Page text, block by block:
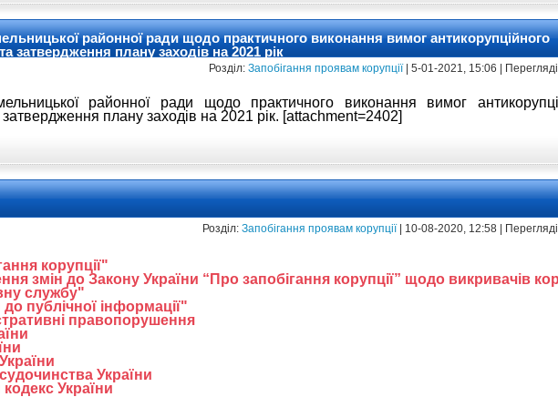
районної ради щодо практичного виконання вимог антикорупційного
затвердження плану заходів на 2021 рік
Розділ: Запобігання проявам корупції| 5-01-2021, 15:06 |
районної ради щодо практичного виконання вимог
плану заходів на 2021 рік. [attachment=2402]
Розділ: Запобігання проявам корупції| 10-08-2020, 12:58 |
корупції"
змін до Закону України “Про запобігання корупції” щодо викривачів
службу"
публічної інформації"
правопорушення
України
України